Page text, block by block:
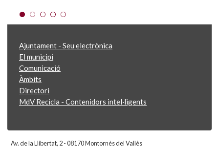
Ajuntament - Seu electrònica
El municipi
Comunicació
Àmbits
Directori
MdV Recicla - Contenidors intel·ligents
Av. de la Llibertat, 2 - 08170 Montornès del Vallès